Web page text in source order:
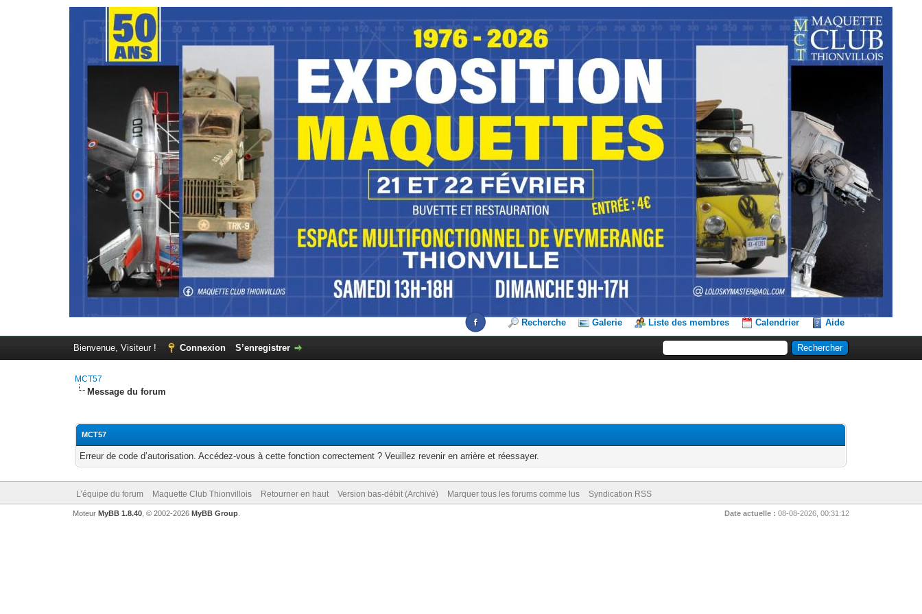
Recherche Galerie Liste des membres Calendrier Aide
Bienvenue, Visiteur ! Connexion S’enregistrer
MCT57
Message du forum
MCT57
Erreur de code d’autorisation. Accédez-vous à cette fonction correctement ? Veuillez revenir en arrière et réessayer.
L’équipe du forum Maquette Club Thionvillois Retourner en haut Version bas-débit (Archivé) Marquer tous les forums comme lus Syndication RSS
Date actuelle : 08-08-2026, 00:31:12
Moteur MyBB 1.8.40, © 2002-2026 MyBB Group.